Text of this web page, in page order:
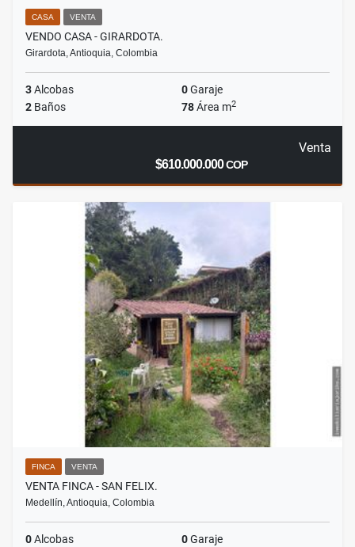
CASA VENTA
VENDO CASA - GIRARDOTA.
Girardota, Antioquia, Colombia
3Alcobas 0Garaje
2 Baños 78Área m2
Venta
$610.000.000COP
FINCA VENTA
VENTA FINCA - SAN FELIX.
Medellín, Antioquia, Colombia
0Alcobas 0Garaje